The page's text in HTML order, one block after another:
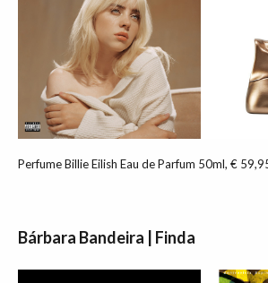
Perfume Billie Eilish Eau de Parfum 50ml, €
Bárbara Bandeira | Finda